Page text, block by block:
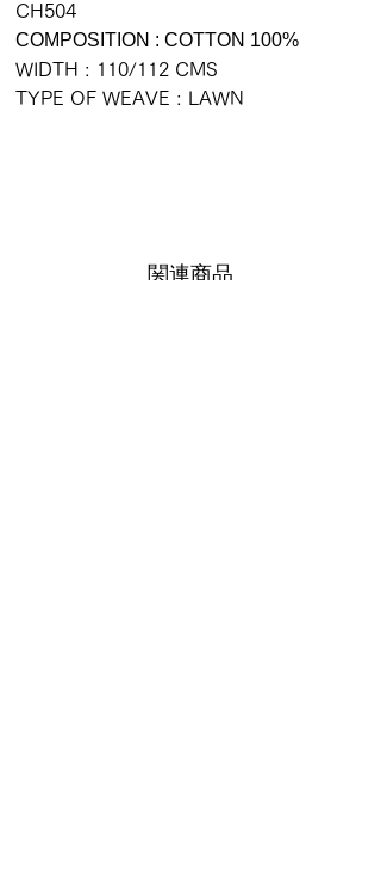
CH504
COMPOSITION : COTTON 100%
WIDTH : 110/112 CMS
TYPE OF WEAVE : LAWN
関連商品